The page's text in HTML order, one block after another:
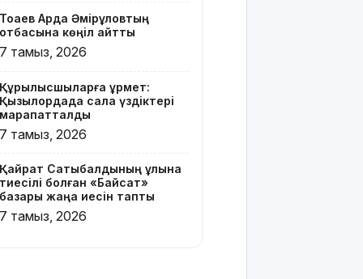
түсті
Президент
Қазақстан
облысының
90
жылдығымен
Телефон
алаяқтығының
жаңа түрі
Тоқаев Ардақ Әмірқұловтың
отбасына көңіл айтты
7 тамыз, 2026
Құрылысшыларға құрмет:
Қызылордада сала үздіктері
марапатталды
7 тамыз, 2026
Қайрат Сатыбалдының ұлына
тиесілі болған «Байсат»
базары жаңа иесін тапты
7 тамыз, 2026